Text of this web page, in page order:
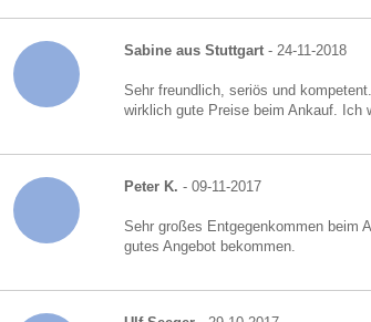
Sabine aus Stuttgart - 24-11-2018
Sehr freundlich, seriös und
wirklich gute Preise beim Ankauf. Ich
Peter K. - 09-11-2017
Sehr großes Entgegenkommen beim
gutes Angebot bekommen.